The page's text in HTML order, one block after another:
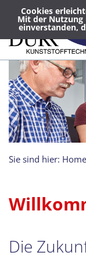
Sie sind hier: Home
Die
Cookies
Mit der Nutzung
einverstanden,